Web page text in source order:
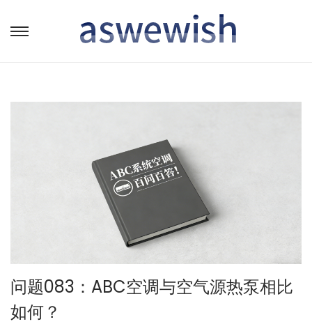
转
航
跳
容
问题083：ABC空调与空气源热泵相比
如何？